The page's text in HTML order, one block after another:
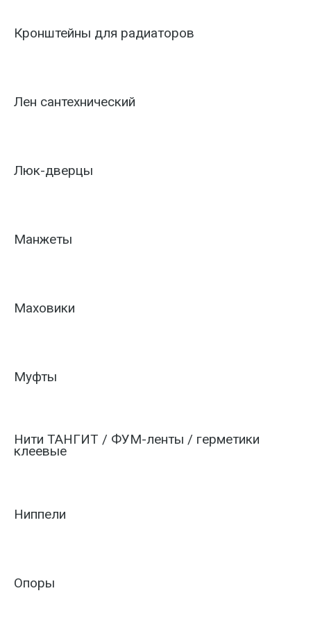
Кронштейны для радиаторов
Лен сантехнический
Люк-дверцы
Манжеты
Маховики
Муфты
Нити ТАНГИТ / ФУМ-ленты / герметики
клеевые
Ниппели
Опоры